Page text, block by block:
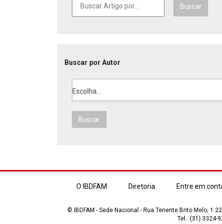
Buscar
Buscar por Autor
Escolha...
Buscar
O IBDFAM Diretoria Entre em
© IBDFAM - Sede Nacional - Rua Tenente Brito Melo,
Tel.: (31) 3324-